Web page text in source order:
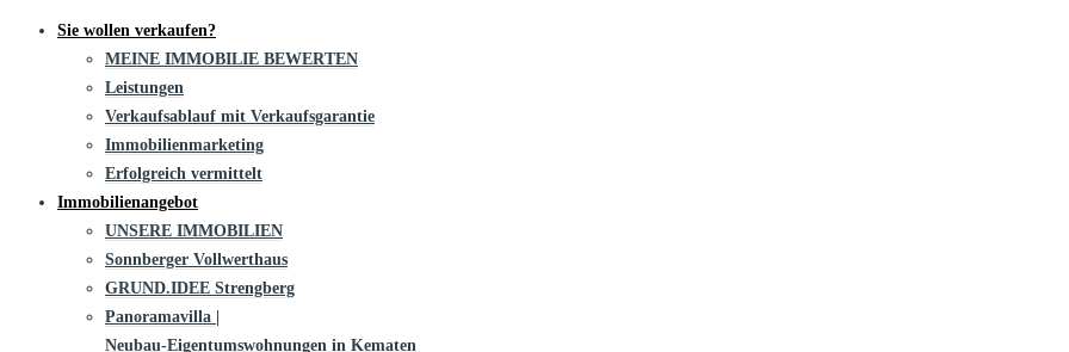
Sie wollen verkaufen?
MEINE IMMOBILIE BEWERTEN
Leistungen
Verkaufsablauf mit Verkaufsgarantie
Immobilienmarketing
Erfolgreich vermittelt
Immobilienangebot
UNSERE IMMOBILIEN
Sonnberger Vollwerthaus
GRUND.IDEE Strengberg
Panoramavilla |
Neubau-Eigentums­­wohnungen in Kematen